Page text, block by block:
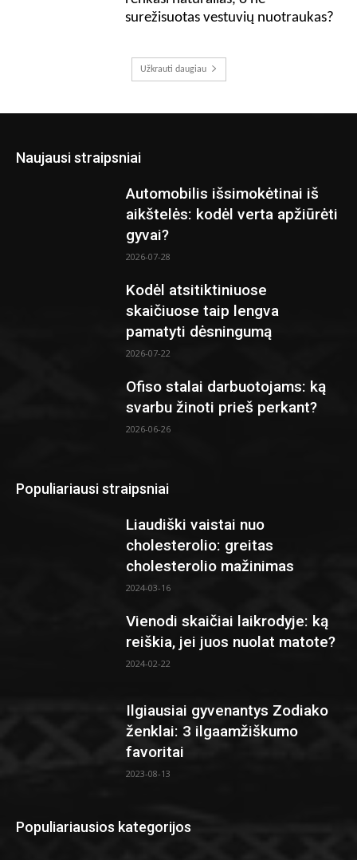
surežisuotas vestuvių nuotraukas?
Užkrauti daugiau
Naujausi straipsniai
Automobilis išsimokėtinai iš
aikštelės: kodėl verta apžiūrėti
gyvai?
2026-07-28
Kodėl atsitiktiniuose
skaičiuose taip lengva
pamatyti dėsningumą
2026-07-22
Ofiso stalai darbuotojams: ką
svarbu žinoti prieš perkant?
2026-06-26
Populiariausi straipsniai
Liaudiški vaistai nuo
cholesterolio: greitas
cholesterolio mažinimas
2024-03-16
Vienodi skaičiai laikrodyje: ką
reiškia, jei juos nuolat matote?
2024-02-22
Ilgiausiai gyvenantys Zodiako
ženklai: 3 ilgaamžiškumo
favoritai
2023-08-13
Populiariausios kategorijos